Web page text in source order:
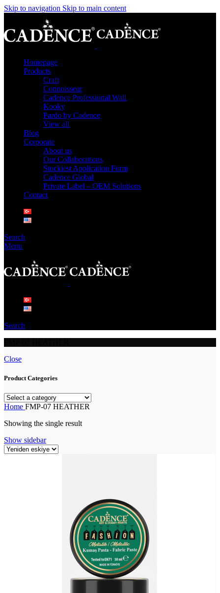
Skip to navigation Skip to main content
Homepage
Products
Craft
Connoisseur
Cadence Professional Wall
Kooky
Pardo by Cadence
View all
Blog
Corporate
About us
Our Collaborations
Stockiest Application Form
Cadence Global
Private Label – OEM Solutions
Contact
Search
Menu
Search
Close
Product Categories
Home FMP-07 HEATHER
Showing the single result
Show sidebar